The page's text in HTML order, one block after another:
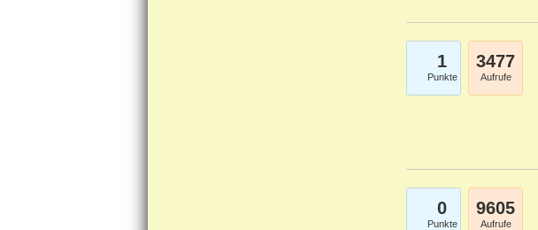
1
Punkte
3477
Aufrufe
0
Punkte
9605
Aufrufe